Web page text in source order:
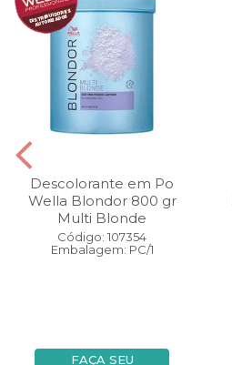
Descolorante em Po
Wella Blondor 800 gr
Multi Blonde
Código: 107354
Embalagem: PC/1
FAÇA SEU